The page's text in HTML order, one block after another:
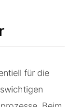
für die